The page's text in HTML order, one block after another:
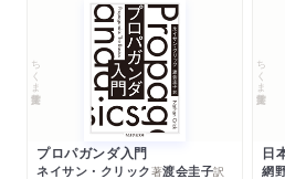
ちくま学芸文庫
プロパガンダ入門
ネイサン・クリック著渡会圭子訳
ちくま学芸文庫
日
網